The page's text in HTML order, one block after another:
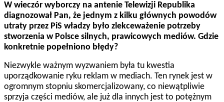
W wieczór wyborczy na antenie Telewizji Republika
diagnozował Pan, że jednym z kilku głównych powodów
utraty przez PiS władzy było zlekceważenie potrzeby
stworzenia w Polsce silnych, prawicowych mediów. Gdzie
konkretnie popełniono błędy?
Niezwykle ważnym wyzwaniem była tu kwestia
uporządkowanie ryku reklam w mediach. Ten rynek jest w
ogromnym stopniu skomercjalizowany, co niewątpliwie
sprzyja części mediów, ale już dla innych jest to potężnym